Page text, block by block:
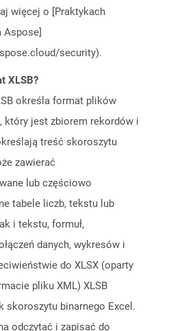
więcej o [Praktykach
Aspose]
security).
XLSB?
określa format plików
który jest zbiorem rekordów i
treść skoroszytu
zawierać
lub częściowo
tabele liczb, tekstu lub
i tekstu, formuł,
danych, wykresów i
do XLSX (oparty
pliku XML) XLSB
skoroszytu binarnego Excel.
odczytać i zapisać do